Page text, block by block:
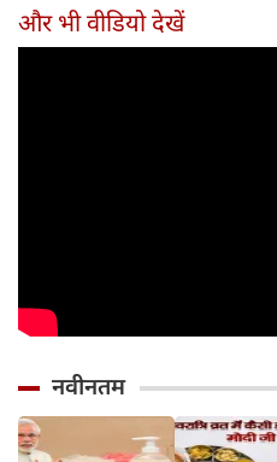
और भी वीडियो देखें
नवीनतम